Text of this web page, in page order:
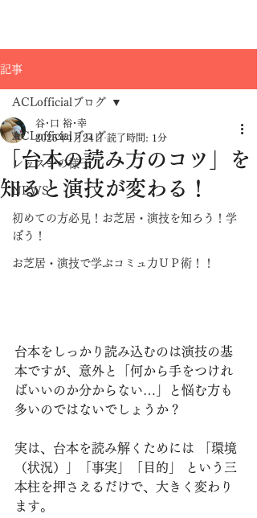
記事
ACLofficialブログ
レッスンの様子
NEWS
初めての方必見！お芝居・演技を知ろう！学
ぼう！
お芝居・演技で学ぶコミュ力ＵＰ術！！
ACLofficialブログ
「台本の読み方のコツ」を
知ると演技が変わる！
谷･口 裕･幸
2025年1月24日 読了時間: 1分
台本をしっかり読み込むのは演技の基
本ですが、意外と「何から手をつけれ
ばいいのか分からない…」と悩む方も
多いのではないでしょうか？
実は、台本を読み解くためには 「環境
（状況）」「事実」「目的」 という三
本柱を押さえるだけで、大きく変わり
ます。